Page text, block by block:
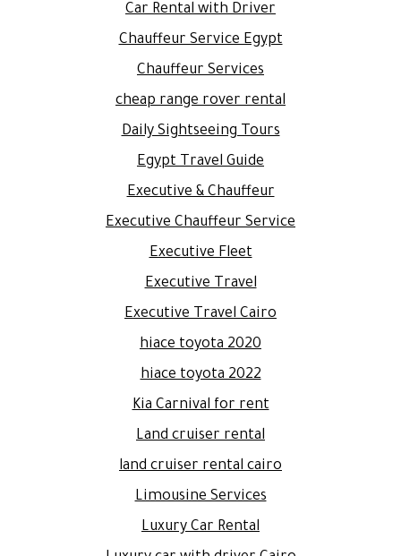
Car Rental with Driver
Chauffeur Service Egypt
Chauffeur Services
cheap range rover rental
Daily Sightseeing Tours
Egypt Travel Guide
Executive & Chauffeur
Executive Chauffeur Service
Executive Fleet
Executive Travel
Executive Travel Cairo
hiace toyota 2020
hiace toyota 2022
Kia Carnival for rent
Land cruiser rental
land cruiser rental cairo
Limousine Services
Luxury Car Rental